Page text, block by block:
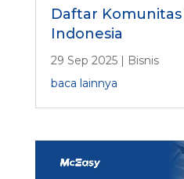
Daftar
Indonesia
29 Sep 2025| Bisnis
baca lainnya